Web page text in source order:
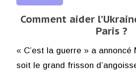
Comment aider
Paris ?
« C’est la guerre » a annoncé
soit le grand frisson